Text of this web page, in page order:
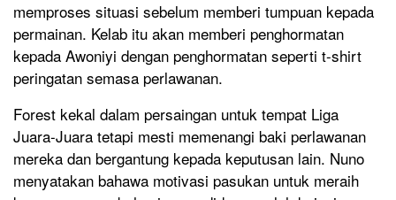
memproses situasi sebelum memberi tumpuan kepada
permainan. Kelab itu akan memberi penghormatan
kepada Awoniyi dengan penghormatan seperti t-shirt
peringatan semasa perlawanan.
Forest kekal dalam persaingan untuk tempat Liga
Juara-Juara tetapi mesti memenangi baki perlawanan
mereka dan bergantung kepada keputusan lain. Nuno
menyatakan bahawa motivasi pasukan untuk meraih